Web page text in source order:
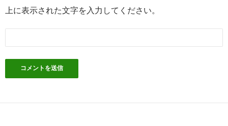
上に表示された文字を入力してください。